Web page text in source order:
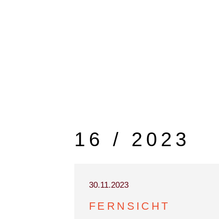
16 / 2023
30.11.2023
FERNSICHT